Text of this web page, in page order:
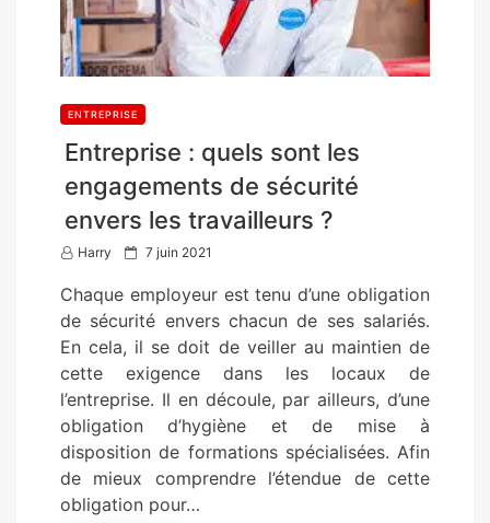
ENTREPRISE
Entreprise : quels sont les
engagements de sécurité
envers les travailleurs ?
Harry
P
s
t
e
d
o
n
7 juin 2021
Chaque employeur est tenu d’une obligation
de sécurité envers chacun de ses salariés.
En cela, il se doit de veiller au maintien de
cette exigence dans les locaux de
l’entreprise. Il en découle, par ailleurs, d’une
obligation d’hygiène et de mise à
disposition de formations spécialisées. Afin
de mieux comprendre l’étendue de cette
obligation pour…